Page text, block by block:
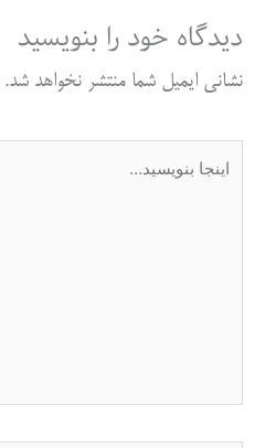
دیدگاه‌ خود را بنویسید
نشانی ایمیل شما منتشر نخواهد شد.